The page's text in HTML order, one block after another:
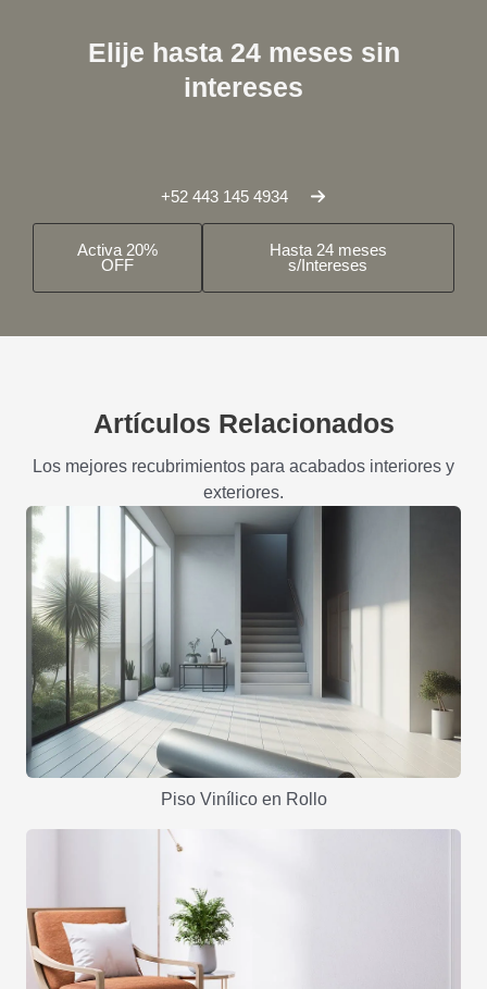
Elije hasta 24 meses sin
intereses
+52 443 145 4934
Activa 20%
OFF
Hasta 24 meses
s/Intereses
Artículos Relacionados
Los mejores recubrimientos para acabados interiores y
exteriores.
Piso Vinílico en Rollo